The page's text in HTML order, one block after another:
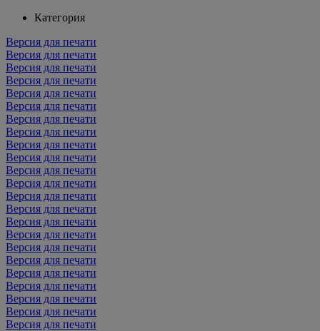
Категория
Версия для печати
Версия для печати
Версия для печати
Версия для печати
Версия для печати
Версия для печати
Версия для печати
Версия для печати
Версия для печати
Версия для печати
Версия для печати
Версия для печати
Версия для печати
Версия для печати
Версия для печати
Версия для печати
Версия для печати
Версия для печати
Версия для печати
Версия для печати
Версия для печати
Версия для печати
Версия для печати